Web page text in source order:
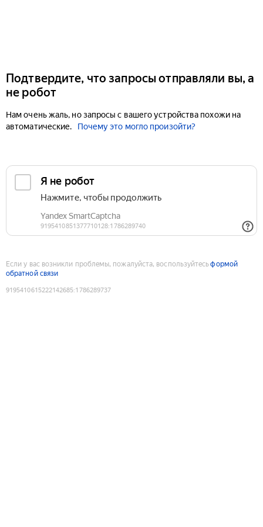
Подтвердите, что запросы отправляли вы, а
не робот
Нам очень жаль, но запросы с вашего устройства похожи на
автоматические.
Почему это могло произойти?
Если у вас возникли проблемы, пожалуйста, воспользуйтесьформой
обратной связи
9195410615222142685:1786289737